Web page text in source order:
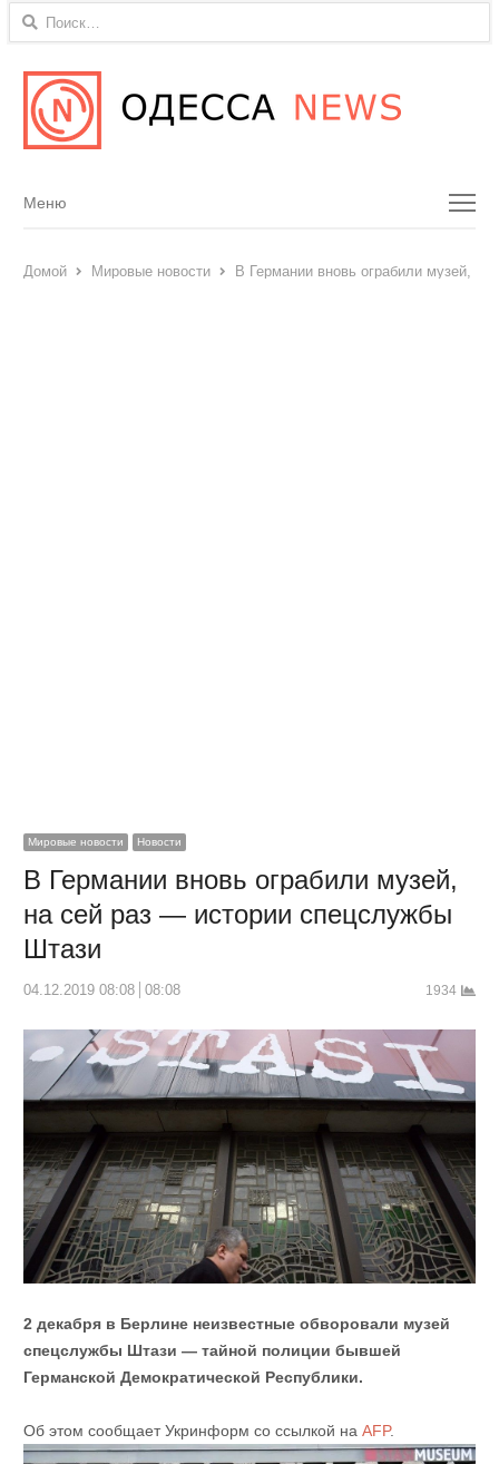
Найти:
Menu
Меню
Домой Мировые новости В Германии вновь ограбили музей,
Мировые новости Новости
В Германии вновь ограбили музей,
на сей раз — истории спецслужбы
Штази
04.12.2019 08:08 08:08 1934
2 декабря в Берлине неизвестные обворовали музей
спецслужбы Штази — тайной полиции бывшей
Германской Демократической Республики.
Об этом сообщает Укринформ со ссылкой на AFP.